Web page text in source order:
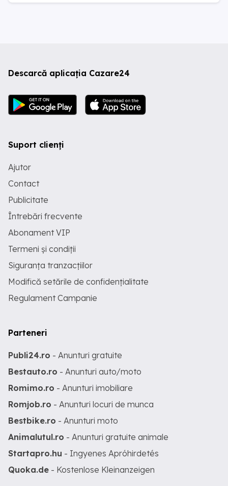
Descarcă aplicația Cazare24
Suport clienți
Ajutor
Contact
Publicitate
Întrebări frecvente
Abonament VIP
Termeni și condiții
Siguranța tranzacțiilor
Modifică setările de confidențialitate
Regulament Campanie
Parteneri
Publi24.ro - Anunturi gratuite
Bestauto.ro - Anunturi auto/moto
Romimo.ro - Anunturi imobiliare
Romjob.ro - Anunturi locuri de munca
Bestbike.ro - Anunturi moto
Animalutul.ro - Anunturi gratuite animale
Startapro.hu - Ingyenes Apróhirdetés
Quoka.de - Kostenlose Kleinanzeigen